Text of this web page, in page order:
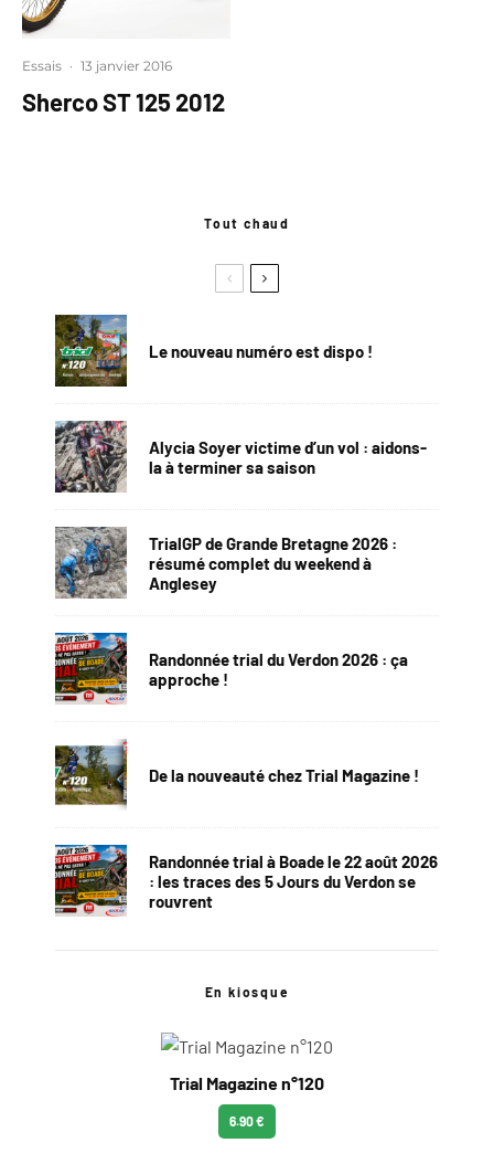
Essais · 13 janvier 2016
Sherco ST 125 2012
Tout chaud
Le nouveau numéro est dispo !
Alycia Soyer victime d’un vol : aidons-
la à terminer sa saison
TrialGP de Grande Bretagne 2026 :
résumé complet du weekend à
Anglesey
Randonnée trial du Verdon 2026 : ça
approche !
De la nouveauté chez Trial Magazine !
Randonnée trial à Boade le 22 août 2026
: les traces des 5 Jours du Verdon se
rouvrent
En kiosque
Trial Magazine n°120
6.90 €